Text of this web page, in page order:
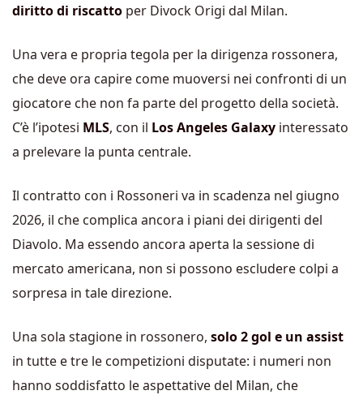
diritto di riscatto per Divock Origi dal Milan.
Una vera e propria tegola per la dirigenza rossonera,
che deve ora capire come muoversi nei confronti di un
giocatore che non fa parte del progetto della società.
C’è l’ipotesi MLS, con il Los Angeles Galaxy interessato
a prelevare la punta centrale.
Il contratto con i Rossoneri va in scadenza nel giugno
2026, il che complica ancora i piani dei dirigenti del
Diavolo. Ma essendo ancora aperta la sessione di
mercato americana, non si possono escludere colpi a
sorpresa in tale direzione.
Una sola stagione in rossonero, solo 2 gol e un assist
in tutte e tre le competizioni disputate: i numeri non
hanno soddisfatto le aspettative del Milan, che